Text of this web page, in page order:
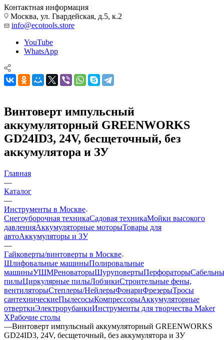
Контактная информация
Москва, ул. Гвардейская, д.5, к.2
info@ecotools.store
YouTube
WhatsApp
Винтоверт импульсный
аккумуляторный GREENWORKS
GD24ID3, 24V, бесщеточный, без
аккумулятора и ЗУ
Главная
—
Каталог
—
Инструменты в Москве
Снегоуборочная техникаСадовая техникаМойки высокого
давленияАккумуляторные моторыТовары для
автоАккумуляторы и ЗУ
—
Гайковерты/винтоверты в Москве
Шлифовальные машиныПолировальные
машиныУШМРеноваторыШуруповертыПерфораторы
пилыЦиркулярные пилыЛобзикиСтроительные фены,
вентиляторыСтеплеры/НейлерыФонариФрезерыТросы
сантехническиеПылесосыКомпрессорыАккумуляторные
отверткиЭлектрорубанкиИнструменты для творчества Maker
XРабочие столы
—Винтоверт импульсный аккумуляторный GREENWORKS
GD24ID3, 24V, бесщеточный, без аккумулятора и ЗУ